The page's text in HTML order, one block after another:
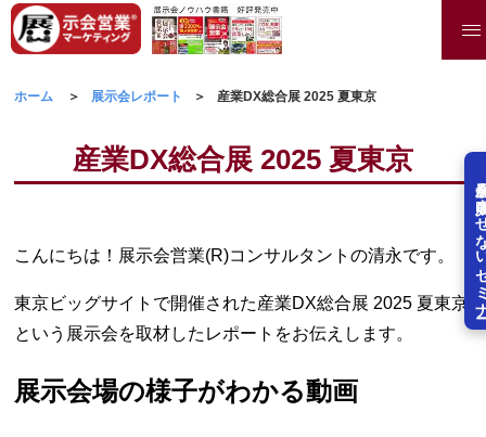
展示会を失
ホーム 展示会レポート 産業DX総合展 2025 夏東京
産業DX総合展 2025 夏東京
こんにちは！展示会営業(R)コンサルタントの清永です。
東京ビッグサイトで開催された産業DX総合展 2025 夏東京
という展示会を取材したレポートをお伝えします。
展示会場の様子がわかる動画